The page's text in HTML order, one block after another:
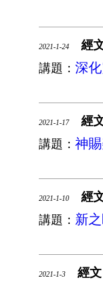
2021-1-24 經
講題： 深
2021-1-17 經
講題： 神
2021-1-10 經
講題： 新
2021-1-3 經文